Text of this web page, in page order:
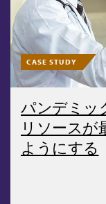
CASE STUDY
パンデミッ
リソースが
ようにする